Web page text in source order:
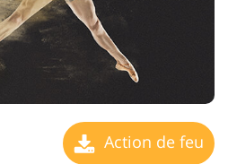
Action de feu